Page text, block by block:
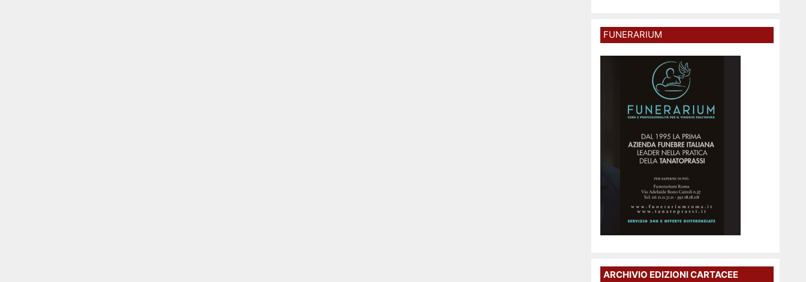
FUNERARIUM
ARCHIVIO EDIZIONI CARTACEE